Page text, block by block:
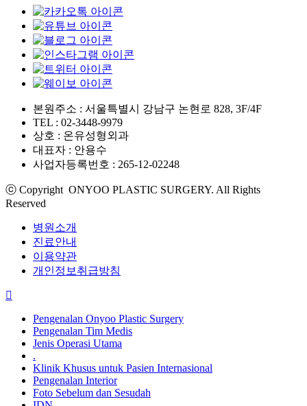
본원주소 : 서울특별시 강남구 논현로 828, 3F/4F
TEL : 02-3448-9979
상호 : 온유성형외과
대표자 : 안용수
사업자등록번호 : 265-12-02248
ⓒ Copyright ONYOO PLASTIC SURGERY. All Rights
Reserved
병원소개
진료안내
이용약관
개인정보취급방침
Pengenalan Onyoo Plastic Surgery
Pengenalan Tim Medis
Jenis Operasi Utama
.
Klinik Khusus untuk Pasien Internasional
Pengenalan Interior
Foto Sebelum dan Sesudah